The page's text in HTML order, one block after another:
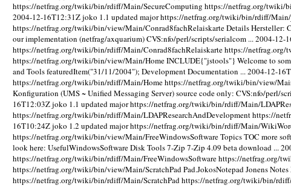
https://netfrag.org/twiki/bin/rdiff/Main/SecureComputing https://netfrag.org/twiki/
2004-12-16T12:31Zjoko 1.1 updatedmajorhttps://netfrag.org/twiki/bin/rdiff/
https://netfrag.org/twiki/bin/view/Main/Conrad8fachRelaiskarteDetails Hersteller:
our implementation (netfrag/axquarium) CVS:nfo/perl/scripts/serialcom ...2004-12-
https://netfrag.org/twiki/bin/rdiff/Main/Conrad8fachRelaiskartehttps://netfrag.org/
https://netfrag.org/twiki/bin/view/Main/HomeINCLUDE{"jstools"} Welcome to
and Tools featuredItem("31/11/2004"); Development Documentation ...2004-12-
https://netfrag.org/twiki/bin/rdiff/Main/Homehttps://netfrag.org/twiki/bin/view/
Konfiguration (UMS ~ Unified Messaging Server) source code only: CVS:nfo/perl/
16T12:03Zjoko 1.1 updatedmajorhttps://netfrag.org/twiki/bin/rdiff/Main/
https://netfrag.org/twiki/bin/rdiff/Main/LDAPResearchAndDevelopmenthttps://
16T10:24Zjoko 1.2 updatedmajorhttps://netfrag.org/twiki/bin/rdiff/Main/
https://netfrag.org/twiki/bin/view/Main/FreeWindowsSoftwareTopics TOC more
look here: UsefulWindowsSoftware Disk Tools 7-Zip 7-Zip 4.09 beta download ...
https://netfrag.org/twiki/bin/rdiff/Main/FreeWindowsSoftwarehttps://netfrag.org/
https://netfrag.org/twiki/bin/view/Main/ScratchPadPad.JokosNotepad Jonens
https://netfrag.org/twiki/bin/rdiff/Main/ScratchPadhttps://netfrag.org/twiki/bin/